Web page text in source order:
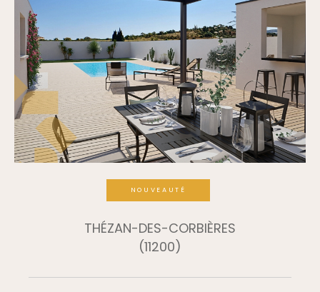
NOUVEAUTÉ
THÉZAN-DES-CORBIÈRES
(11200)